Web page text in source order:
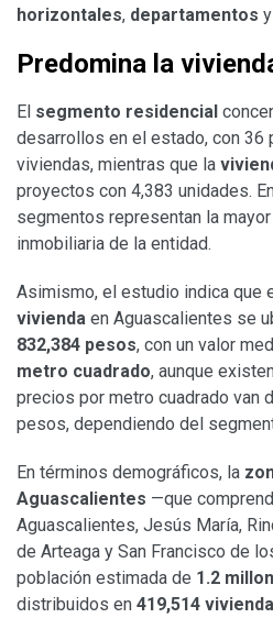
horizontales, departamentos y
Predomina la
El segmento residencial
desarrollos en el estado, con 36
viviendas, mientras que la
proyectos con 4,383 unidades.
segmentos representan la
inmobiliaria de la entidad.
Asimismo, el estudio indica que
vivienda en Aguascalientes se
832,384 pesos, con un valor
metro cuadrado, aunque
precios por metro cuadrado van
pesos, dependiendo del
En términos demográficos, la
Aguascalientes —que
Aguascalientes, Jesús María,
de Arteaga y San Francisco de
población estimada de 1.2
distribuidos en 419,514